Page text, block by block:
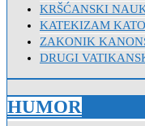
KRŠĆANSKI
KATEKIZAM
ZAKONIK
DRUGI
HUMOR